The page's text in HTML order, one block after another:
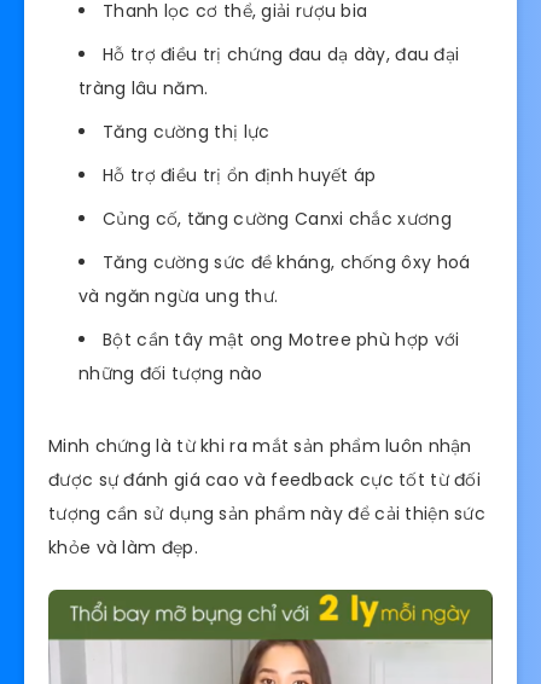
Thanh lọc cơ thể, giải rượu bia
Hỗ trợ điều trị chứng đau dạ dày, đau đại
tràng lâu năm.
Tăng cường thị lực
Hỗ trợ điều trị ổn định huyết áp
Củng cố, tăng cường Canxi chắc xương
Tăng cường sức đề kháng, chống ôxy hoá
và ngăn ngừa ung thư.
Bột cần tây mật ong Motree phù hợp với
những đối tượng nào
Minh chứng là từ khi ra mắt sản phẩm luôn nhận
được sự đánh giá cao và feedback cực tốt từ đối
tượng cần sử dụng sản phẩm này để cải thiện sức
khỏe và làm đẹp.